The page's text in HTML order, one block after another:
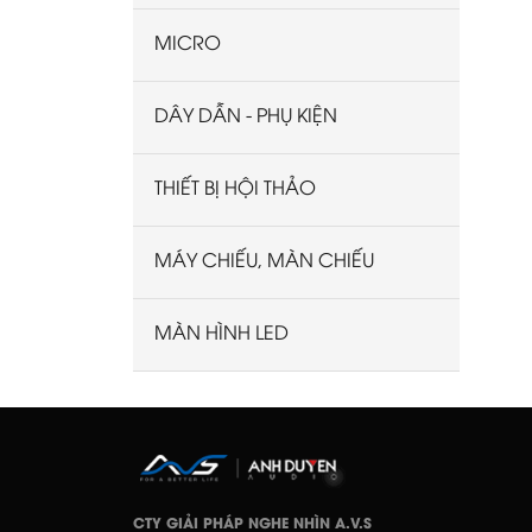
MICRO
DÂY DẪN - PHỤ KIỆN
THIẾT BỊ HỘI THẢO
MÁY CHIẾU, MÀN CHIẾU
MÀN HÌNH LED
CTY GIẢI PHÁP NGHE NHÌN A.V.S